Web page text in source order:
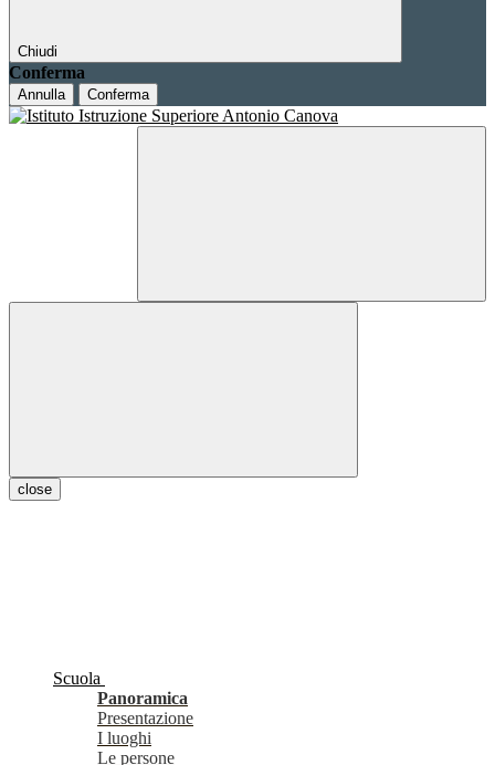
Chiudi
Conferma
Annulla Conferma
close
Scuola
Panoramica
Presentazione
I luoghi
Le persone